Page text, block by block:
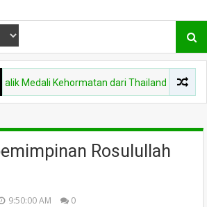
Kehormatan dari Thailand, Ada Tawaran
Rosulullah
9:50:00 AM 0